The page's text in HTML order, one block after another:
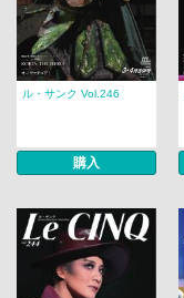
ル・サンク Vol.246
購入